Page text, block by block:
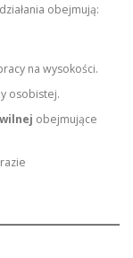
obejmują:
na wysokości.
osobistej.
obejmujące